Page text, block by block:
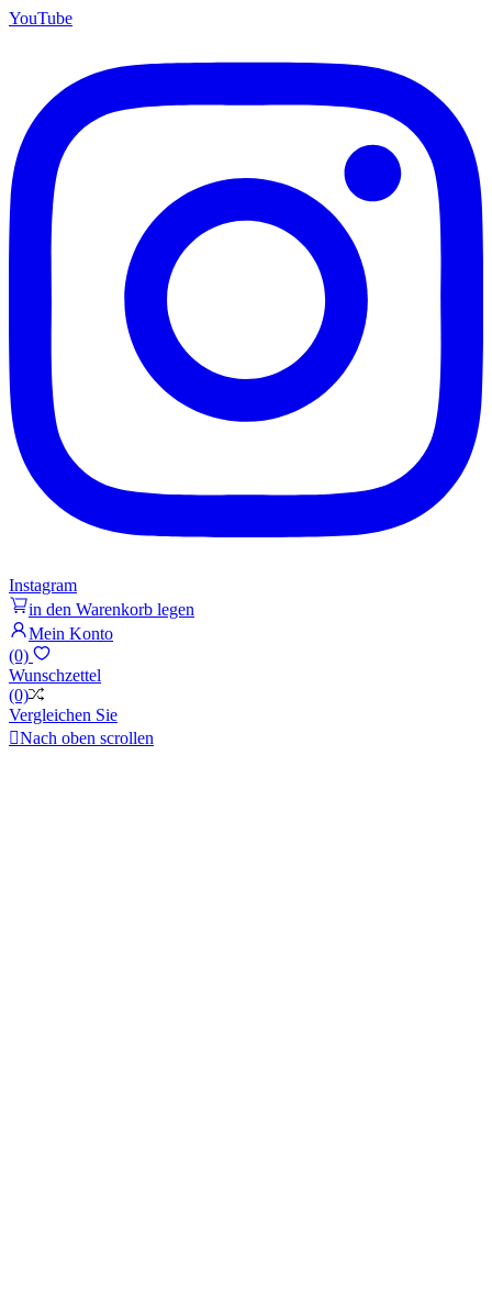
YouTube
Instagram
in den Warenkorb legen
Mein Konto
(0)
Wunschzettel
(0)
Vergleichen Sie
Nach oben scrollen